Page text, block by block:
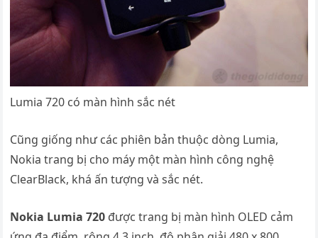
Lumia 720 có màn hình sắc nét
Cũng giống như các phiên bản thuộc dòng Lumia,
Nokia trang bị cho máy một màn hình công nghệ
ClearBlack, khá ấn tượng và sắc nét.
Nokia Lumia 720 được trang bị màn hình OLED cảm